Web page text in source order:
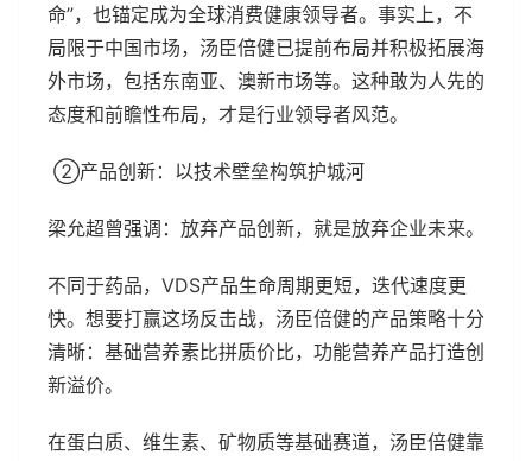
命”，也锚定成为全球消费健康领导者。事实上，不
局限于中国市场，汤臣倍健已提前布局并积极拓展海
外市场，包括东南亚、澳新市场等。这种敢为人先的
态度和前瞻性布局，才是行业领导者风范。
②产品创新：以技术壁垒构筑护城河
梁允超曾强调：放弃产品创新，就是放弃企业未来。
不同于药品，VDS产品生命周期更短，迭代速度更
快。想要打赢这场反击战，汤臣倍健的产品策略十分
清晰：基础营养素比拼质价比，功能营养产品打造创
新溢价。
在蛋白质、维生素、矿物质等基础赛道，汤臣倍健靠